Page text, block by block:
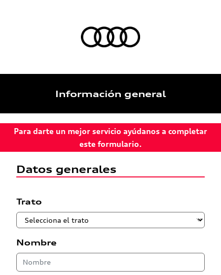
Información general
Para darte un mejor servicio ayúdanos a completar
este formulario.
Datos generales
Trato
Nombre